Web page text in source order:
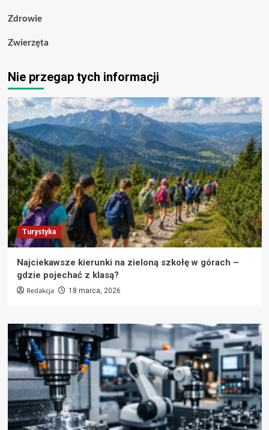
Zdrowie
Zwierzęta
Nie przegap tych informacji
Turystyka
Najciekawsze kierunki na zieloną szkołę w górach –
gdzie pojechać z klasą?
Redakcja 18 marca, 2026